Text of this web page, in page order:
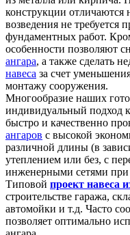
конструкции
возведения не требуется
фундаментных работ.
особенности позволяют
ангара, а также сделать
навеса за счет
монтажу сооружения.
Многообразие наших
индивидуальный подход
быстро и качественно
ангаров с высокой
различной длины (в
утеплением или без, с
инженерными сетями при
Типовой проект навеса
строительстве гаража,
автомойки и т.д. Часто
позволяет оптимально